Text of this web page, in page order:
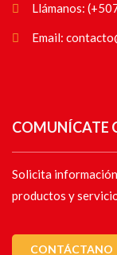
Llámanos:
Email:
COMUNÍCATE
Solicita
productos y
CONTÁCTANO